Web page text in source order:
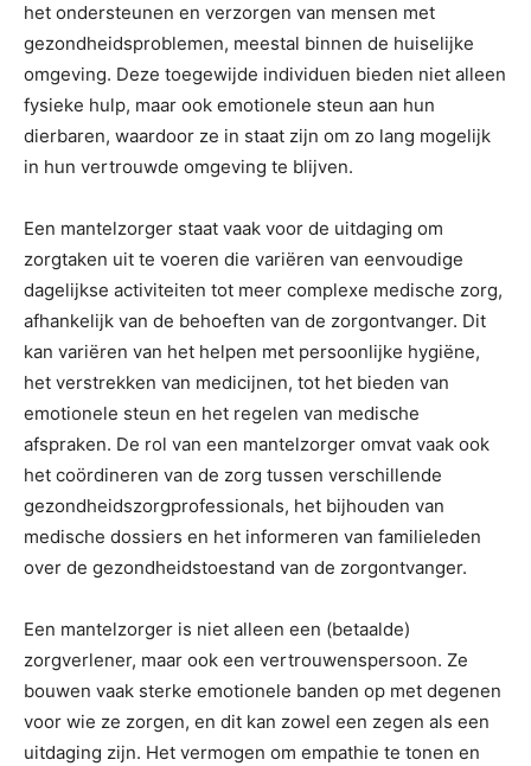
het ondersteunen en verzorgen van mensen met
gezondheidsproblemen, meestal binnen de huiselijke
omgeving. Deze toegewijde individuen bieden niet alleen
fysieke hulp, maar ook emotionele steun aan hun
dierbaren, waardoor ze in staat zijn om zo lang mogelijk
in hun vertrouwde omgeving te blijven.
Een mantelzorger staat vaak voor de uitdaging om
zorgtaken uit te voeren die variëren van eenvoudige
dagelijkse activiteiten tot meer complexe medische zorg,
afhankelijk van de behoeften van de zorgontvanger. Dit
kan variëren van het helpen met persoonlijke hygiëne,
het verstrekken van medicijnen, tot het bieden van
emotionele steun en het regelen van medische
afspraken. De rol van een mantelzorger omvat vaak ook
het coördineren van de zorg tussen verschillende
gezondheidszorgprofessionals, het bijhouden van
medische dossiers en het informeren van familieleden
over de gezondheidstoestand van de zorgontvanger.
Een mantelzorger is niet alleen een (betaalde)
zorgverlener, maar ook een vertrouwenspersoon. Ze
bouwen vaak sterke emotionele banden op met degenen
voor wie ze zorgen, en dit kan zowel een zegen als een
uitdaging zijn. Het vermogen om empathie te tonen en